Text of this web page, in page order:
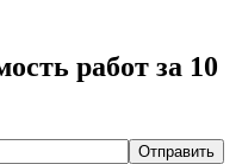
работ за 10